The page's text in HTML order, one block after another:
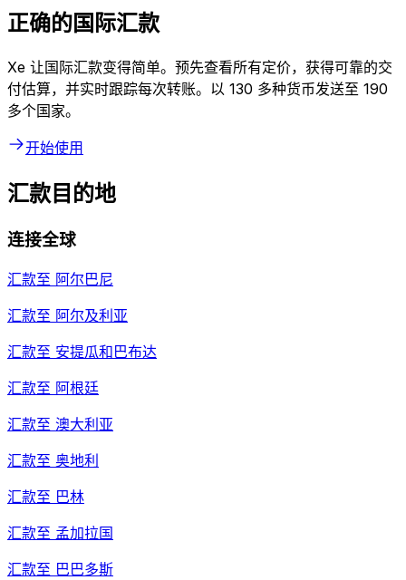
正确的国际汇款
Xe 让国际汇款变得简单。预先查看所有定价，获得可靠的交
付估算，并实时跟踪每次转账。以 130 多种货币发送至 190
多个国家。
开始使用
汇款目的地
连接全球
汇款至 阿尔巴尼
汇款至 阿尔及利亚
汇款至 安提瓜和巴布达
汇款至 阿根廷
汇款至 澳大利亚
汇款至 奥地利
汇款至 巴林
汇款至 孟加拉国
汇款至 巴巴多斯